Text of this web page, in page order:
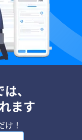
、
ます
け！